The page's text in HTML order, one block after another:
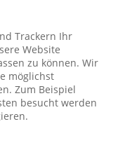
Trackern Ihr
Website
zu können. Wir
möglichst
Zum Beispiel
besucht werden